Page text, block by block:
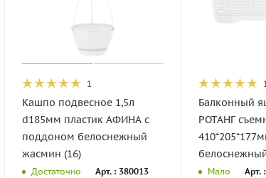
1
Кашпо подвесное 1,5л
d185мм пластик АФИНА c
поддоном белоснежный
жасмин (16)
Достаточно Арт. : 380013
1
Балконный
РОТАНГ
Мало Арт.